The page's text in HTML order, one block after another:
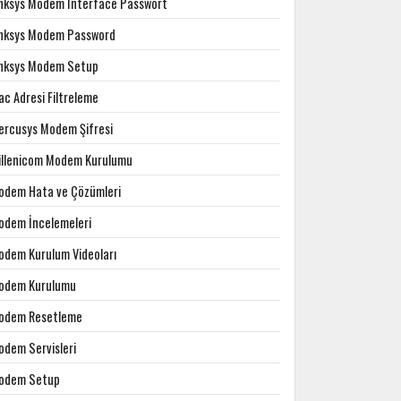
Modem Password
Modem Setup
Adresi Filtreleme
Modem Şifresi
Modem Kurulumu
Hata ve Çözümleri
İncelemeleri
Kurulum Videoları
Kurulumu
Resetleme
Servisleri
Setup